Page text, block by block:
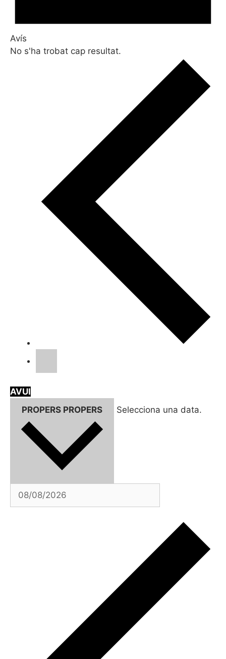
Avís
No s'ha trobat cap resultat.
AVUI
PROPERS PROPERS Selecciona una data.